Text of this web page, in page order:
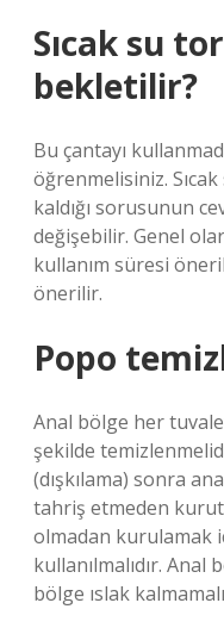
Sıcak su
bekletilir?
Bu çantayı
öğrenmelisiniz.
kaldığı sorusunun
değişebilir. Genel
kullanım süresi
önerilir.
Popo
Anal bölge her
şekilde
(dışkılama) sonra
tahriş etmeden
olmadan kurulamak
kullanılmalıdır.
bölge ıslak